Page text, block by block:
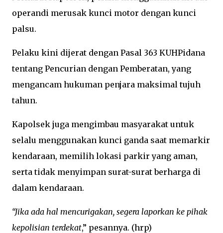
operandi merusak kunci motor dengan kunci
palsu.
Pelaku kini dijerat dengan Pasal 363 KUHPidana
tentang Pencurian dengan Pemberatan, yang
mengancam hukuman penjara maksimal tujuh
tahun.
Kapolsek juga mengimbau masyarakat untuk
selalu menggunakan kunci ganda saat memarkir
kendaraan, memilih lokasi parkir yang aman,
serta tidak menyimpan surat-surat berharga di
dalam kendaraan.
“Jika ada hal mencurigakan, segera laporkan ke pihak
kepolisian terdekat,” pesannya. (hrp)